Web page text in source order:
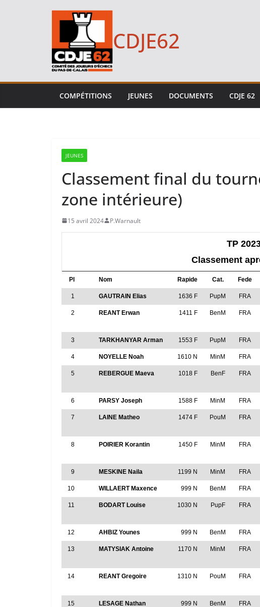
CDJE62
COMPÉTITIONS JEUNES DOCUMENTS CDJE 62
JEUNES
Classement final du
zone intérieure)
15 avril 2024 P.Warnault
TP
Classement
Pl Nom Rapide Cat. Fede
1 GAUTRAIN Elias 1636 F PupM FRA
2 REANT Erwan 1411 F BenM FRA
3 TARKHANYAR Arman 1553 F PupM FRA
4 NOYELLE Noah 1610 N MinM FRA
5 REBERGUE Maeva 1018 F BenF FRA
6 PARSY Joseph 1588 F MinM FRA
7 LAINE Matheo 1474 F PouM FRA
8 POIRIER Korantin 1450 F MinM FRA
9 MESKINE Naila 1199 N MinM FRA
10 WILLAERT Maxence 999 N BenM FRA
11 BODART Louise 1030 N PupF FRA
12 AHBIZ Younes 999 N BenM FRA
13 MATYSIAK Antoine 1170 N MinM FRA
14 REANT Gregoire 1310 N PouM FRA
15 LESAGE Nathan 999 N BenM FRA